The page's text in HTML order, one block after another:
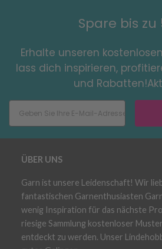
Spare bis zu
Erhalte unseren
lass dich inspirieren,
und
ÜBER UNS
Garn ist unsere Leidenschaft! Wir
fantastischen Garnenthusiasten
wenig Inspiration für das nächste
riesige Sammlung kostenloser
entdeckt zu werden. Unser